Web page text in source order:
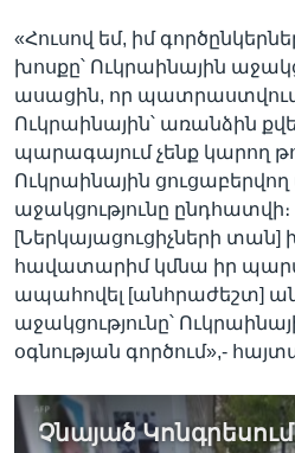
«Հուսով եմ, իմ
խոսքը՝ Ուկրաինային
ասացին, որ պատրաստվում
Ուկրաինային՝ առանձին
պարագայում չենք կարող
Ուկրաինային
աջակցությունը ընդհատվի։
[Ներկայացուցիչների տան]
հավատարիմ կմնա իր
ապահովել [անհրաժեշտ]
աջակցությունը՝
օգնության գործում»,-